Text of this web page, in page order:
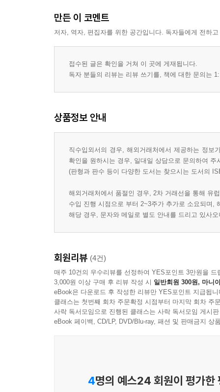
만든 이 코멘트
저자, 역자, 편집자를 위한 공간입니다. 독자들에게 전하
접수된 글은 확인을 거쳐 이 곳에 게재됩니다.
독자 분들의 리뷰는 리뷰 쓰기를, 책에 대한 문의는
상품정보 안내
직수입외서의 경우, 해외거래처에서 제공하는 정
확인을 원하시는 경우, 일대일 상담으로 문의하여 주
(판형과 판수 등이 다양한 도서는 찾으시는 도서의
해외거래처에서 품절인 경우, 2차 거래선을 통해 유
수입 진행 시점으로 부터 2~3주가 추가로 소요되며,
해당 경우, 문자와 메일로 별도 안내를 드리고 있사
회원리뷰 (4건)
매주 10건의 우수리뷰를 선정하여 YES포인트 3만원을 드
3,000원 이상 구매 후 리뷰 작성 시 일반회원 300원, 마니
eBook은 다운로드 후 작성한 리뷰만 YES포인트 지급됩니
클래스는 첫번째 회차 주문확정 시점부터 마지막 회차 주
사락 독서모임으로 진행된 클래스는 사락 독서모임 게시
eBook 페이백, CD/LP, DVD/Blu-ray, 패션 및 판매금지 상
4명의 예스24 회원이 평가한